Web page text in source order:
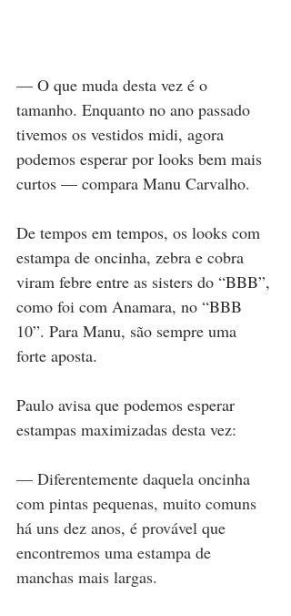
— O que muda desta vez é o
tamanho. Enquanto no ano passado
tivemos os vestidos midi, agora
podemos esperar por looks bem mais
curtos — compara Manu Carvalho.
De tempos em tempos, os looks com
estampa de oncinha, zebra e cobra
viram febre entre as sisters do “BBB”,
como foi com Anamara, no “BBB
10”. Para Manu, são sempre uma
forte aposta.
Paulo avisa que podemos esperar
estampas maximizadas desta vez:
— Diferentemente daquela oncinha
com pintas pequenas, muito comuns
há uns dez anos, é provável que
encontremos uma estampa de
manchas mais largas.